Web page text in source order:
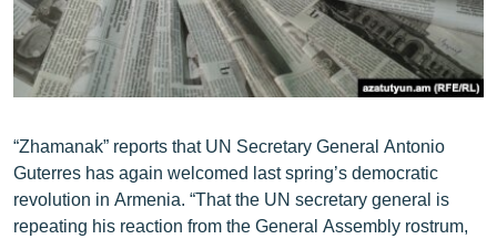
ՄԻՋԱԶԳԱՅԻՆ
ՄՇԱԿՈՒՅԹ
ՍՊՈՐՏ
ՄԵԿՆԱԲԱՆՈՒԹՅՈՒՆ
ՏՏ ԵՒ ԻՆՏԵՐՆԵՏ
ԿՈՐՈՆԱՎԻՐՈՒՍ
“Zhamanak” reports that UN Secretary General Antonio
Guterres has again welcomed last spring’s democratic
revolution in Armenia. “That the UN secretary general is
repeating his reaction from the General Assembly rostrum,